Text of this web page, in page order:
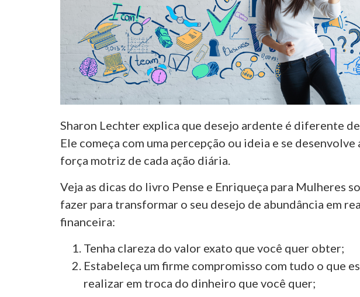
Sharon Lechter explica que desejo ardente é diferente
Ele começa com uma percepção ou ideia e se desenvolve
força motriz de cada ação diária.
Veja as dicas do livro Pense e Enriqueça para Mulheres
fazer para transformar o seu desejo de abundância em
financeira:
Tenha clareza do valor exato que você quer obter;
Estabeleça um firme compromisso com tudo o que
realizar em troca do dinheiro que você quer;